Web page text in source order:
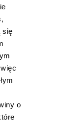
się
o